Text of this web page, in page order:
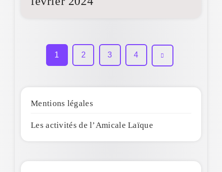
1 2 3 4
Mentions légales
Les activités de l’Amicale Laïque